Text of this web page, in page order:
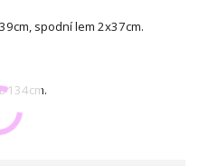
spodní lem 2x37cm.
134cm.